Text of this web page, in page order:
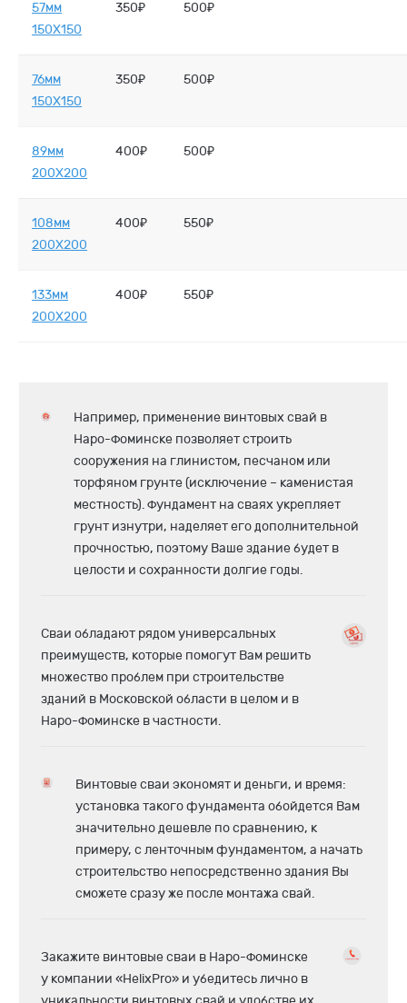
57мм
150X150
350₽ 500₽
76мм
150X150
350₽ 500₽
89мм
200X200
400₽ 500₽
108мм
200X200
400₽ 550₽
133мм
200X200
400₽ 550₽
Например, применение винтовых свай в
Наро-Фоминске позволяет строить
сооружения на глинистом, песчаном или
торфяном грунте (исключение – каменистая
местность). Фундамент на сваях укрепляет
грунт изнутри, наделяет его дополнительной
прочностью, поэтому Ваше здание будет в
целости и сохранности долгие годы.
Сваи обладают рядом универсальных
преимуществ, которые помогут Вам решить
множество проблем при строительстве
зданий в Московской области в целом и в
Наро-Фоминске в частности.
Винтовые сваи экономят и деньги, и время:
установка такого фундамента обойдется Вам
значительно дешевле по сравнению, к
примеру, с ленточным фундаментом, а начать
строительство непосредственно здания Вы
сможете сразу же после монтажа свай.
Закажите винтовые сваи в Наро-Фоминске
у компании «HelixPro» и убедитесь лично в